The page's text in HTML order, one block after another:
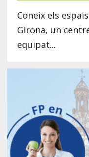
Coneix els
Girona, un
equipat...